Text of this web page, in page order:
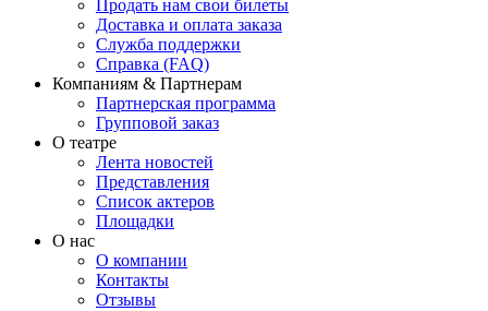
Продать нам свои билеты
Доставка и оплата заказа
Служба поддержки
Справка (FAQ)
Компаниям & Партнерам
Партнерская программа
Групповой заказ
О театре
Лента новостей
Представления
Список актеров
Площадки
О нас
О компании
Контакты
Отзывы